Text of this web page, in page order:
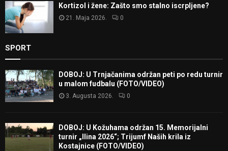
Kortizol i žene: Zašto smo stalno iscrpljene?
21. Maja 2026. 0
SPORT
DOBOJ: U Trnjačanima održan peti po redu turnir
u malom fudbalu (FOTO/VIDEO)
3. Augusta 2026. 0
DOBOJ: U Kožuhama održan 15. Memorijalni
turnir „Ilina 2026“; Trijumf Naših krila iz
Kostajnice (FOTO/VIDEO)